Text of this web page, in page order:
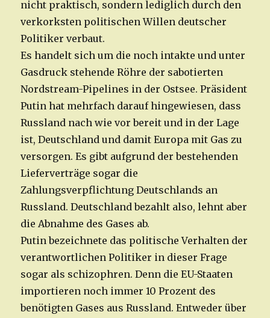
nicht praktisch, sondern lediglich durch den
verkorksten politischen Willen deutscher
Politiker verbaut.
Es handelt sich um die noch intakte und unter
Gasdruck stehende Röhre der sabotierten
Nordstream-Pipelines in der Ostsee. Präsident
Putin hat mehrfach darauf hingewiesen, dass
Russland nach wie vor bereit und in der Lage
ist, Deutschland und damit Europa mit Gas zu
versorgen. Es gibt aufgrund der bestehenden
Lieferverträge sogar die
Zahlungsverpflichtung Deutschlands an
Russland. Deutschland bezahlt also, lehnt aber
die Abnahme des Gases ab.
Putin bezeichnete das politische Verhalten der
verantwortlichen Politiker in dieser Frage
sogar als schizophren. Denn die EU-Staaten
importieren noch immer 10 Prozent des
benötigten Gases aus Russland. Entweder über